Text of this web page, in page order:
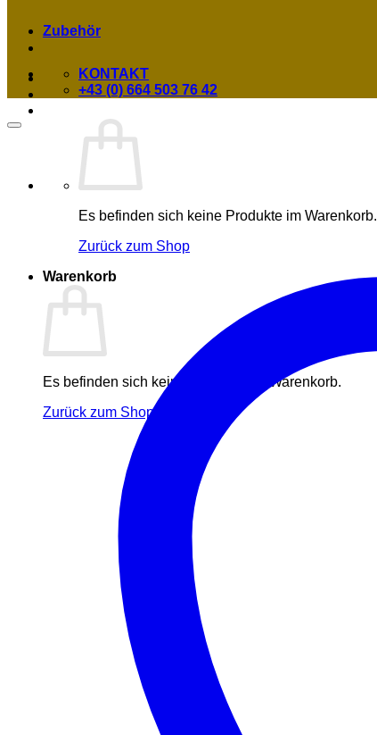
Es befinden sich keine Produkte im Warenkorb.
Zurück zum Shop
Warenkorb
Es befinden sich keine Produkte im Warenkorb.
Zurück zum Shop
Zubehör
KONTAKT
+43 (0) 664 503 76 42